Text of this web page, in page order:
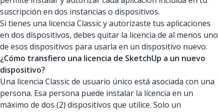
suscripción en dos instancias o dispositivos.
Si tienes una licencia Classic y autorizaste tus aplicaciones
en dos dispositivos, debes quitar la licencia de al menos uno
de esos dispositivos para usarla en un dispositivo nuevo.
¿Cómo transfiero una licencia de SketchUp a un nuevo
dispositivo?
Una licencia Classic de usuario único está asociada con una
persona. Esa persona puede instalar la licencia en un
máximo de dos (2) dispositivos que utilice. Solo un